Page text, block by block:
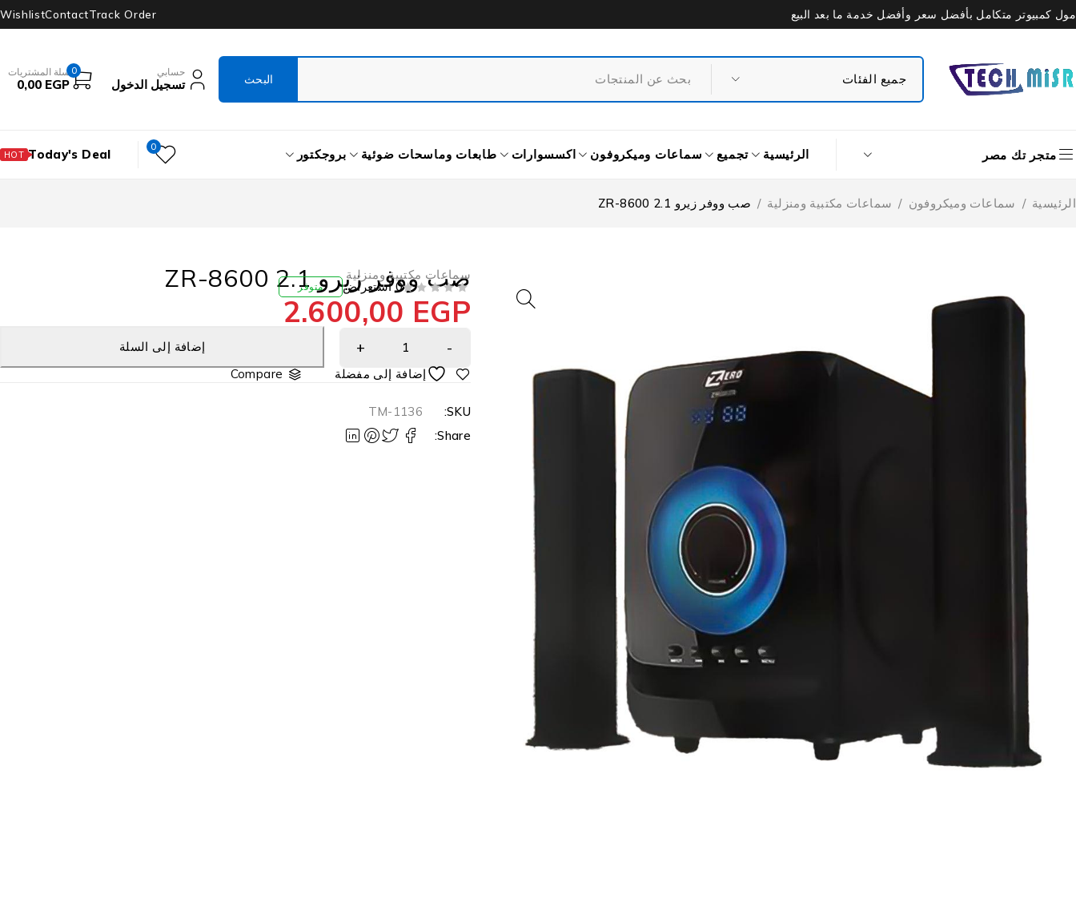
مول كمبيوتر متكامل بأفضل سعر وأفضل خدمة ما بعد البيع Track Order
Contact
Wishlist
حسابي
تسجيل الدخول
0 سلة المشتريات
0,00 EGP
متجر تك مصر الرئيسية تجميع سماعات وميكروفون اكسسوارات طابعات وماسحات ضوئية بروجكتور 0
Today's Deal
HOT
الرئيسية / سماعات وميكروفون / سماعات مكتبية ومنزلية / صب ووفر زيرو ZR-8600 2.1
سماعات مكتبية ومنزلية
صب ووفر زيرو ZR-8600 2.1
0 استعراض متوفر
2.600,00 EGP
إضافة إلى السلة
Compare
SKU:
TM-1136
Share: